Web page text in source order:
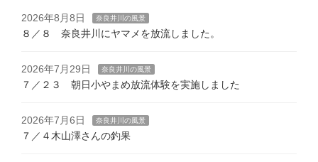
ビ
ー
シ
ョ
ン
2026年8月8日 奈良井川の風景
８／８ 奈良井川にヤマメを放流しました。
2026年7月29日 奈良井川の風景
７／２３ 朝日小やまめ放流体験を実施しました
2026年7月6日 奈良井川の風景
７／４木山澤さんの釣果